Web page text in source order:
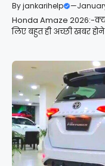
Byjankarihelp —
Honda Amaze 2026:-
लिए बहुत ही अच्छी खबर होने